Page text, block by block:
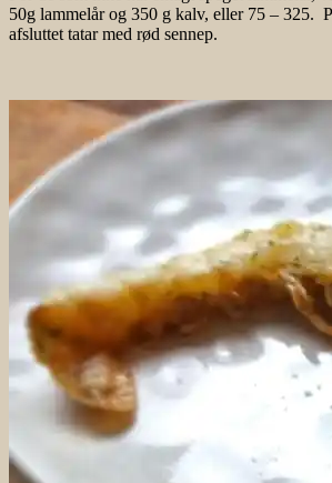
50g lammelår og 350 g kalv, eller 75 – 325.
afsluttet tatar med rød sennep.